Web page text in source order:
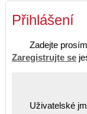
Přihlášení
Zadejte
Zaregistrujte se
Uživatelské